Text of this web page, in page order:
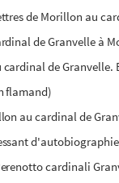
de Morillon au
de Granvelle à
de Granvelle.
flamand)
au cardinal de
cardinali